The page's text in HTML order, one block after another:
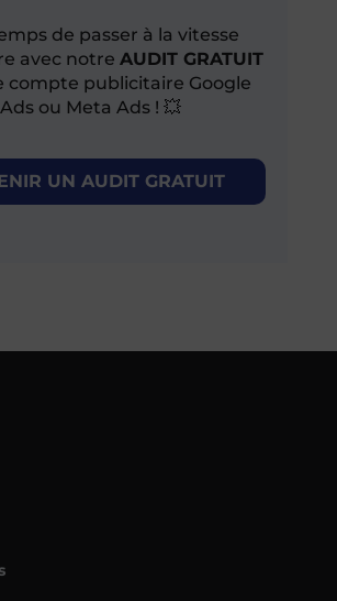
de passer à la vitesse
avec notreAUDIT GRATUIT
compte publicitaire Google
Ads ou Meta Ads ! 💥
UN AUDIT GRATUIT